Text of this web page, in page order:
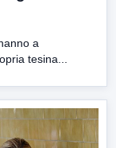
a
tesina...